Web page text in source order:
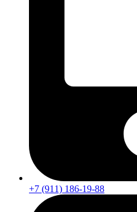
+7 (911) 186-19-88